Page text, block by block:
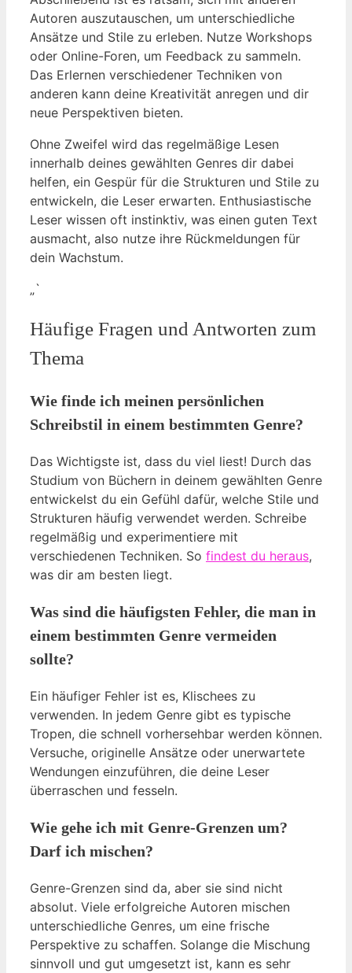
Autoren auszutauschen, um unterschiedliche
Ansätze und Stile zu erleben. Nutze Workshops
oder Online-Foren, um Feedback zu sammeln.
Das Erlernen verschiedener Techniken von
anderen kann deine Kreativität anregen und dir
neue Perspektiven bieten.
Ohne Zweifel wird das regelmäßige Lesen
innerhalb deines gewählten Genres dir dabei
helfen, ein Gespür für die Strukturen und Stile zu
entwickeln, die Leser erwarten. Enthusiastische
Leser wissen oft instinktiv, was einen guten Text
ausmacht, also nutze ihre Rückmeldungen für
dein Wachstum.
„`
Häufige Fragen und Antworten zum
Thema
Wie finde ich meinen persönlichen
Schreibstil in einem bestimmten Genre?
Das Wichtigste ist, dass du viel liest! Durch das
Studium von Büchern in deinem gewählten Genre
entwickelst du ein Gefühl dafür, welche Stile und
Strukturen häufig verwendet werden. Schreibe
regelmäßig und experimentiere mit
verschiedenen Techniken. So findest du heraus,
was dir am besten liegt.
Was sind die häufigsten Fehler, die man in
einem bestimmten Genre vermeiden
sollte?
Ein häufiger Fehler ist es, Klischees zu
verwenden. In jedem Genre gibt es typische
Tropen, die schnell vorhersehbar werden können.
Versuche, originelle Ansätze oder unerwartete
Wendungen einzuführen, die deine Leser
überraschen und fesseln.
Wie gehe ich mit Genre-Grenzen um?
Darf ich mischen?
Genre-Grenzen sind da, aber sie sind nicht
absolut. Viele erfolgreiche Autoren mischen
unterschiedliche Genres, um eine frische
Perspektive zu schaffen. Solange die Mischung
sinnvoll und gut umgesetzt ist, kann es sehr